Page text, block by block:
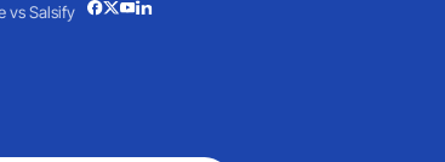
vs Salsify